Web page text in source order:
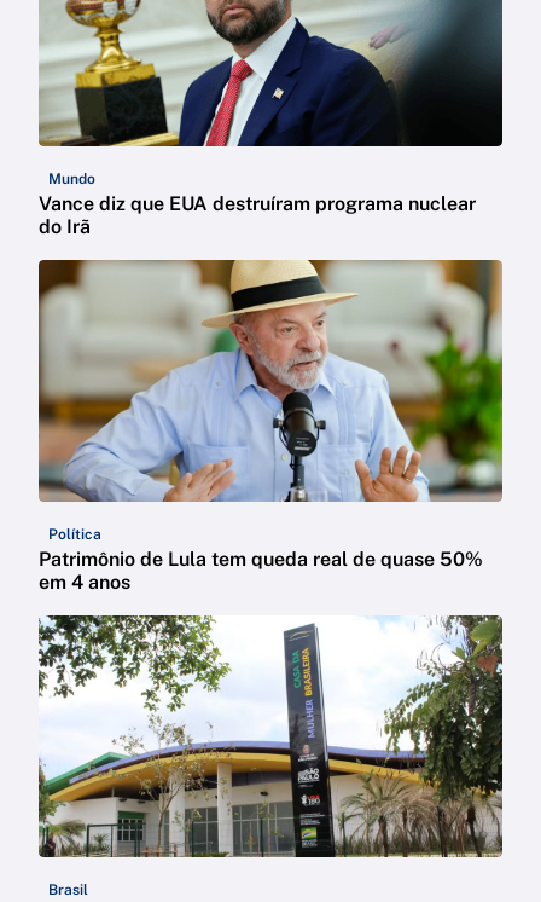
Mundo
Vance diz que EUA destruíram programa nuclear
do Irã
Política
Patrimônio de Lula tem queda real de quase 50%
em 4 anos
Brasil